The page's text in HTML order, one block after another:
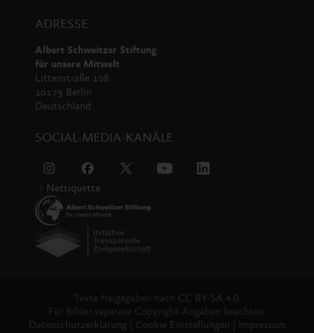
ADRESSE
Albert Schweitzer Stiftung
für unsere Mitwelt
Littenstraße 108
10179 Berlin
Deutschland
SOCIAL-MEDIA-KANÄLE
Nettiquette
Texte freigegeben nach CC BY-SA 4.0.
Für Bilder separate Copyright-Angaben beachten.
Datenschutzerklärung
Cookie Einstellungen Impressum